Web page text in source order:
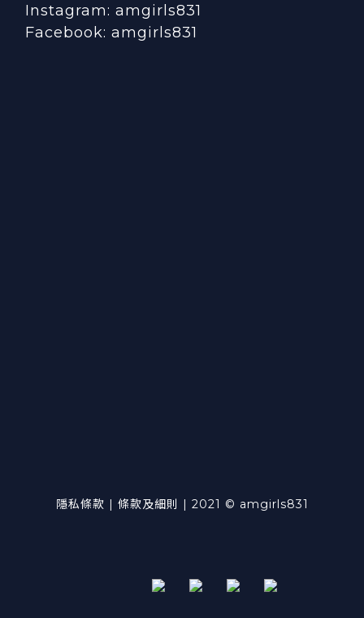
Instagram: amgirls831
Facebook: amgirls831
隱私條款 | 條款及細則 | 2021 © amgirls831